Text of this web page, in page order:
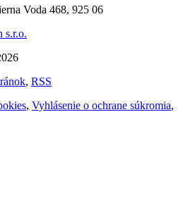
Voda 468, 925 06
s.r.o.
, RSS
, Vyhlásenie o ochrane súkromia,